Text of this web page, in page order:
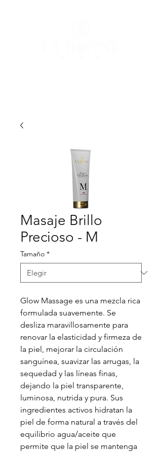
Masaje Brillo
Precioso - M
Tamaño *
Glow Massage es una mezcla rica
formulada suavemente. Se
desliza maravillosamente para
renovar la elasticidad y firmeza de
la piel, mejorar la circulación
sanguínea, suavizar las arrugas, la
sequedad y las líneas finas,
dejando la piel transparente,
luminosa, nutrida y pura. Sus
ingredientes activos hidratan la
piel de forma natural a través del
equilibrio agua/aceite que
permite que la piel se mantenga